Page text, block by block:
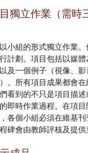
獨立作業（需時
小組的形式獨立作業
計劃。項目包括以媒
及一個例子（視像、
。所有項目成果都會
看到的不只是項目描
即時作業過程。在項
各個小組必須在維基
碑會由教師評核及提